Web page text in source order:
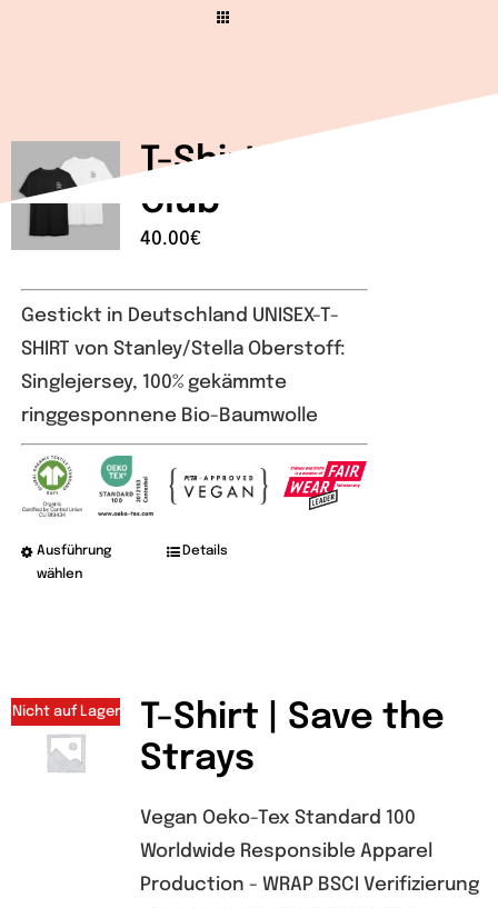
T-Shirt | No Balls
Club
40.00€
Gestickt in Deutschland UNISEX-T-
SHIRT von Stanley/Stella Oberstoff:
Singlejersey, 100% gekämmte
ringgesponnene Bio-Baumwolle
Ausführung
wählen
Dieses
auf.
Die
können
auf
der
Details
Nicht auf Lager
T-Shirt | Save the
Strays
Vegan Oeko-Tex Standard 100
Worldwide Responsible Apparel
Production - WRAP BSCI Verifizierung